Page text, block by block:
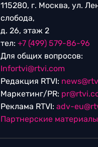
115280, г. Москва, ул.
слобода,
д. 26, этаж 2
тел: +7 (499) 579-86-96
Для общих вопросов:
Infortvi@rtvi.com
Редакция RTVI:
Маркетинг/PR:
Реклама RTVI: adv-
Партнерские материалы